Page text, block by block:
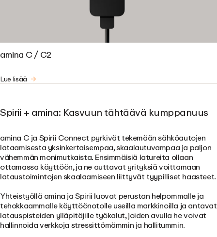
amina C / C2
Lue lisää
Spirii + amina: Kasvuun tähtäävä kumppanuus
amina C ja Spirii Connect pyrkivät tekemään sähköautojen
lataamisesta yksinkertaisempaa, skaalautuvampaa ja paljon
vähemmän monimutkaista. Ensimmäisiä latureita ollaan
ottamassa käyttöön, ja ne auttavat yrityksiä voittamaan
lataustoimintojen skaalaamiseen liittyvät tyypilliset haasteet.
Yhteistyöllä amina ja Spirii luovat perustan helpommalle ja
tehokkaammalle käyttöönotolle useilla markkinoilla ja antavat
latauspisteiden ylläpitäjille työkalut, joiden avulla he voivat
hallinnoida verkkoja stressittömämmin ja hallitummin.